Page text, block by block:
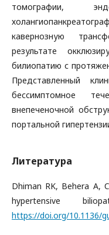
томографии,
кавернозную
результате
билиопатию с
Представленный
бессимптомное
внепеченочной
портальной
Литература
Dhiman RK, Behera A,
hypertensive
https://doi.org/10.1136/